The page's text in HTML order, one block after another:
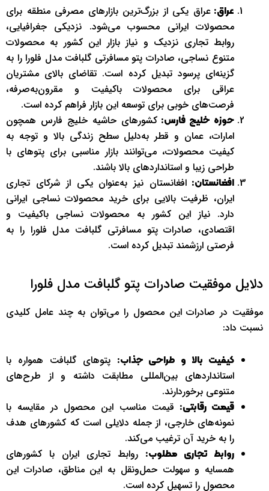
عراق:عراق یکی از بزرگ‌ترین بازارهای مصرفی منطقه برای
محصولات ایرانی محسوب می‌شود. نزدیکی جغرافیایی،
روابط تجاری نزدیک و نیاز بازار این کشور به محصولات
متنوع نساجی، صادرات پتو مسافرتی گلبافت مدل فلورا را به
گزینه‌ای پرسود تبدیل کرده است. تقاضای بالای مشتریان
عراقی برای محصولات باکیفیت و مقرون‌به‌صرفه،
فرصت‌های خوبی برای توسعه این بازار فراهم کرده است.
حوزه خلیج فارس: کشورهای حاشیه خلیج فارس همچون
امارات، عمان و قطر به‌دلیل سطح زندگی بالا و توجه به
کیفیت محصولات، می‌توانند بازار مناسبی برای پتوهای با
طراحی زیبا و استانداردهای بالا باشند.
افغانستان: افغانستان نیز به‌عنوان یکی از شرکای تجاری
ایران، ظرفیت بالایی برای خرید محصولات نساجی ایرانی
دارد. نیاز این کشور به محصولات نساجی باکیفیت و
اقتصادی، صادرات پتو مسافرتی گلبافت مدل فلورا را به
فرصتی ارزشمند تبدیل کرده است.
دلایل موفقیت صادرات پتو گلبافت مدل فلورا
موفقیت در صادرات این محصول را می‌توان به چند عامل کلیدی
نسبت داد:
کیفیت بالا و طراحی جذاب: پتوهای گلبافت همواره با
استانداردهای بین‌المللی مطابقت داشته و از طرح‌های
متنوعی برخوردارند.
قیمت رقابتی: قیمت مناسب این محصول در مقایسه با
نمونه‌های خارجی، از جمله دلایلی است که کشورهای هدف
را به خرید آن ترغیب می‌کند.
روابط تجاری مطلوب: روابط تجاری ایران با کشورهای
همسایه و سهولت حمل‌ونقل به این مناطق، صادرات این
محصول را تسهیل کرده است.